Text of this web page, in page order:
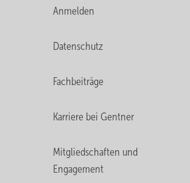
Anmelden
Datenschutz
Fachbeiträge
Karriere bei Gentner
Mitgliedschaften und
Engagement